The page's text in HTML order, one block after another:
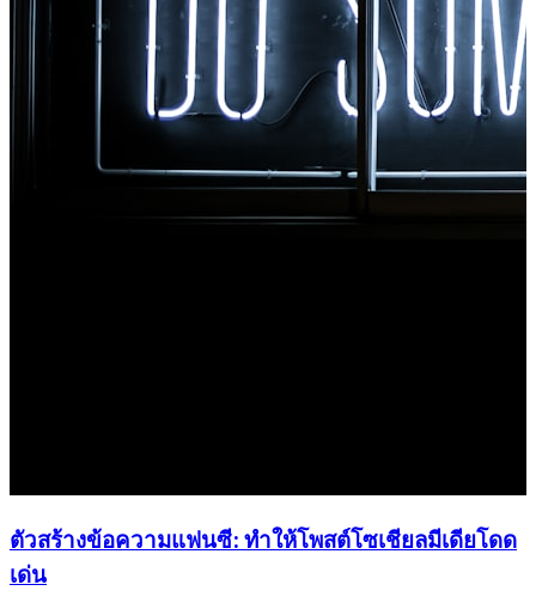
ตัวสร้างข้อความแฟนซี: ทำให้โพสต์โซเชียลมีเดียโดด
เด่น